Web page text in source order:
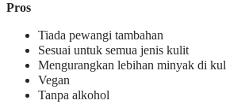
Pros
Tiada pewangi tambahan
Sesuai untuk semua jenis kulit
Mengurangkan lebihan minyak di
Vegan
Tanpa alkohol